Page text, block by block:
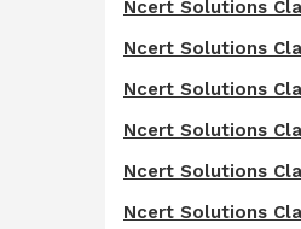
Ncert Solutions
Ncert Solutions
Ncert Solutions
Ncert Solutions
Ncert Solutions
Ncert Solutions